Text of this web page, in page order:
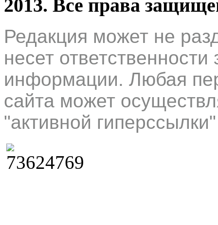
2013. Все права
Редакция может не
несет
информации. Любая
сайта может
"активной